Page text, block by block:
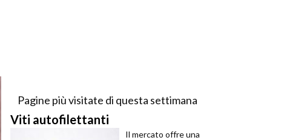
Pagine più visitate di questa settimana
Viti autofilettanti
Il mercato offre una